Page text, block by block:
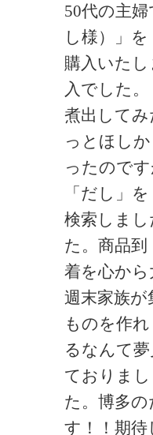
50代の主
し様）」を
購入いた
入でした。
煮出して
っとほしか
ったので
「だし」を
検索しま
た。商品到
着を心か
週末家族
ものを作れ
るなんて
ておりまし
た。博多
す！！期待